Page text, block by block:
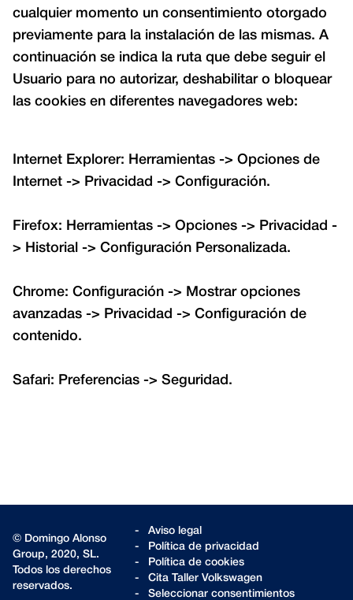
cualquier momento un consentimiento otorgado
previamente para la instalación de las mismas. A
continuación se indica la ruta que debe seguir el
Usuario para no autorizar, deshabilitar o bloquear
las cookies en diferentes navegadores web:
Internet Explorer: Herramientas -> Opciones de
Internet -> Privacidad -> Configuración.
Firefox: Herramientas -> Opciones -> Privacidad -
> Historial -> Configuración Personalizada.
Chrome: Configuración -> Mostrar opciones
avanzadas -> Privacidad -> Configuración de
contenido.
Safari: Preferencias -> Seguridad.
© Domingo Alonso
Group, 2020, SL.
Todos los derechos
reservados.
-
Aviso legal
-
Política de privacidad
-
Política de cookies
-
Cita Taller Volkswagen
-
Seleccionar consentimientos